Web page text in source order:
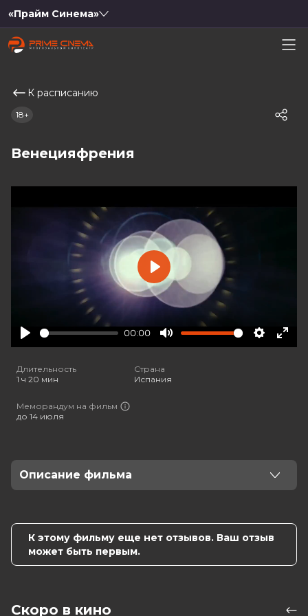
«Прайм Синема»
К расписанию
Венецияфрения
18+
Play
00:00
Mute Settings
Play
Длительность
1 ч 20 мин
Страна
Испания
Меморандум на фильм
до 14 июля
Описание фильма
Алекса де ла Иглесиа, обладателя наград
Венецианского фестиваля, автора нашумевших,
породивших множество ремейков "Идеальных
незнакомцев". Критика единодушна на счет его
используются и юмор, и страх". В природе
К этому фильму еще нет отзывов. Ваш отзыв
может быть первым.
Скоро в кино